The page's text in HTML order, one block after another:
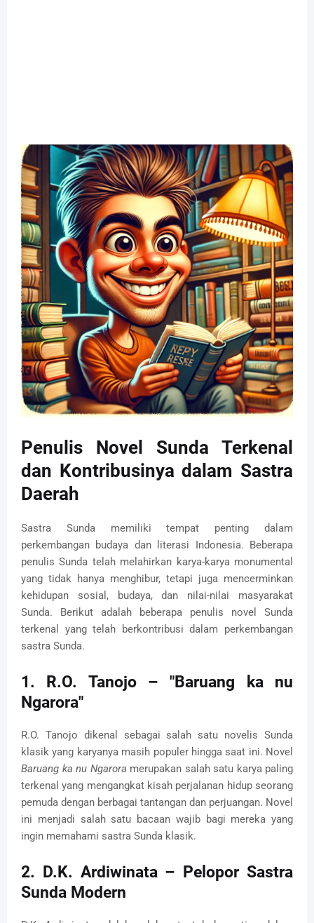
Penulis Novel Sunda Terkenal
dan Kontribusinya dalam Sastra
Daerah
Sastra Sunda memiliki tempat penting dalam
perkembangan budaya dan literasi Indonesia. Beberapa
penulis Sunda telah melahirkan karya-karya monumental
yang tidak hanya menghibur, tetapi juga mencerminkan
kehidupan sosial, budaya, dan nilai-nilai masyarakat
Sunda. Berikut adalah beberapa penulis novel Sunda
terkenal yang telah berkontribusi dalam perkembangan
sastra Sunda.
1.
R.O. Tanojo – "Baruang ka nu
Ngarora"
R.O. Tanojo dikenal sebagai salah satu novelis Sunda
klasik yang karyanya masih populer hingga saat ini. Novel
Baruang ka nu Ngarora merupakan salah satu karya paling
terkenal yang mengangkat kisah perjalanan hidup seorang
pemuda dengan berbagai tantangan dan perjuangan. Novel
ini menjadi salah satu bacaan wajib bagi mereka yang
ingin memahami sastra Sunda klasik.
2.
D.K. Ardiwinata – Pelopor Sastra
Sunda Modern